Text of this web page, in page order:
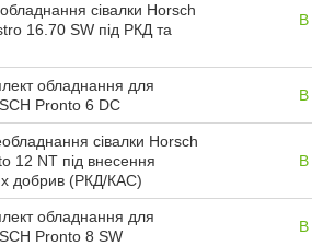
сівалки Horsch
16.70 SW під РКД та
В
обладнання для
Pronto 6 DC
В
сівалки Horsch
12 NT під внесення
добрив (РКД/КАС)
В
обладнання для
Pronto 8 SW
В